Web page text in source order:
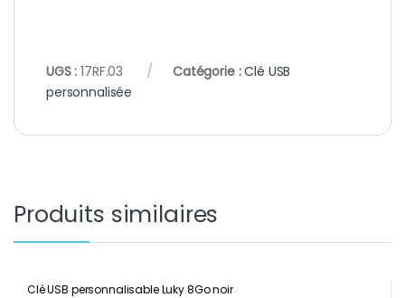
UGS :17RF.03 Catégorie :Clé USB
personnalisée
Produits similaires
Clé USB personnalisable Luky 8Go noir